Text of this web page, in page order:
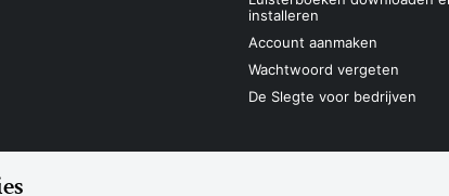
installeren
Account aanmaken
Wachtwoord vergeten
De Slegte voor bedrijven